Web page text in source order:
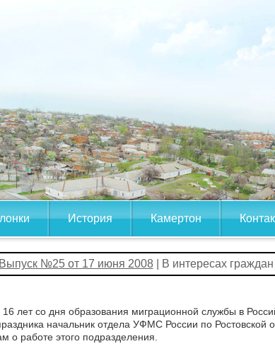
История Камертон
Выпуск №25 от 17 июня 2008| В интересах граждан
лет со дня образования миграционной службы в
начальник отдела УФМС России по Ростовской
о работе этого подразделения.